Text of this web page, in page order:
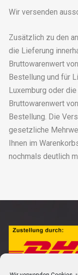
Wir versenden
Zusätzlich zu den
die Lieferung
Bruttowarenwert
Bestellung und für
Luxemburg oder
Bruttowarenwert
Bestellung. Die
gesetzliche
Ihnen im
nochmals deutlich